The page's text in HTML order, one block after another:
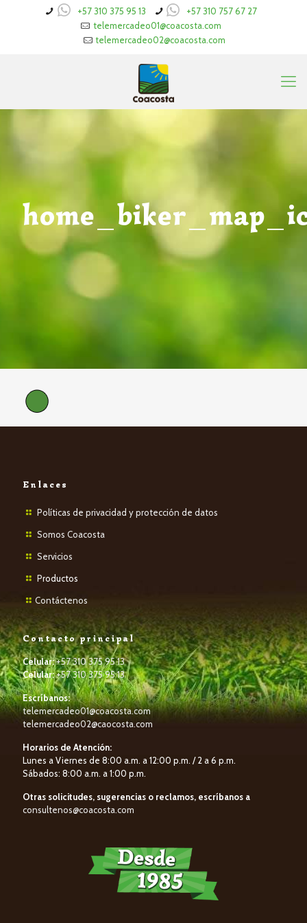
+57 310 375 95 13
+57 310 757 67 27
telemercadeo01@coacosta.com
telemercadeo02@coacosta.com
Enlaces
Políticas de privacidad y protección de datos
Somos Coacosta
Servicios
Productos
Contáctenos
Contacto principal
Celular:+57 310 375 95 13
Celular:+57 310 375 95 13
Escríbanos:
telemercadeo01@coacosta.com
telemercadeo02@caocosta.com
Horarios de Atención:
Lunes a Viernes de 8:00 a.m. a 12:00 p.m. / 2 a 6 p.m.
Sábados: 8:00 a.m. a 1:00 p.m.
Otras solicitudes, sugerencias o reclamos, escríbanos a
consultenos@coacosta.com